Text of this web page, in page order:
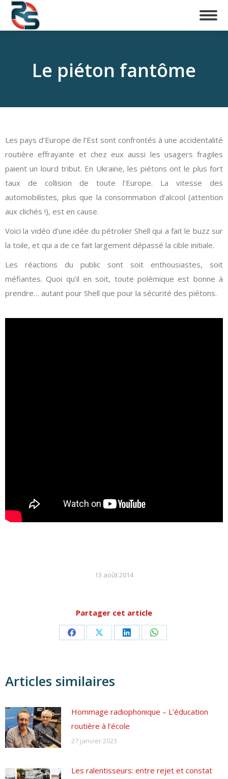
Le piéton fantôme
Les pays d’Europe de l’Est sont confrontés à une accidentalité
routière effrayante et chez eux aussi les usagers fragiles
paient un lourd tribut. En Ukraine, les piétons ont le plus fort
taux de collision de toute l’Europe. La vitesse des
automobilistes, plus que la consommation d’alcool (attention
aux clichés !), est en cause.
Voici la vidéo d’une idée du pétrolier Shell qui a fait le buzz sur
la toile, et qui a de ce fait largement dépassé la cible initiale.
Les réactions du public sont soit enthousiastes, soit
méfiantes. Quoi qu’il en soit, toute polémique est bonne à
prendre… autant pour Shell que pour la sécurité des piétons.
13 août 2014
Partager cet article
PartagerPartagerPartagerPartager
Articles similaires
Hommage radiophonique – L’éducation
routière à l’école
27 janvier 2023
Les ralentisseurs: entre rejet et constat